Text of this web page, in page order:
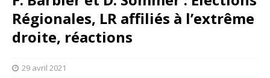
Régionales, LR affiliés à l’extrême
droite, réactions
29 avril 2021